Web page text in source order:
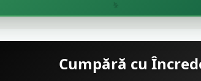
🌿
Cumpără cu